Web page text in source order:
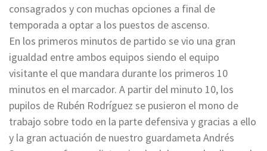
consagrados y con muchas opciones a final de
temporada a optar a los puestos de ascenso.
En los primeros minutos de partido se vio una gran
igualdad entre ambos equipos siendo el equipo
visitante el que mandara durante los primeros 10
minutos en el marcador. A partir del minuto 10, los
pupilos de Rubén Rodríguez se pusieron el mono de
trabajo sobre todo en la parte defensiva y gracias a ello
y la gran actuación de nuestro guardameta Andrés